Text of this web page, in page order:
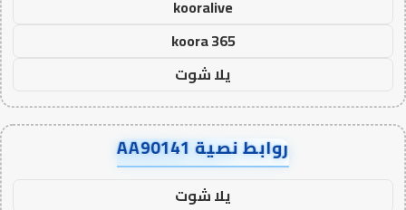
kooralive
koora 365
يلا شوت
روابط نصية AA90141
يلا شوت